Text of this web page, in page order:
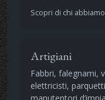
Scopri di chi
Artigiani
Fabbri, falegnami,
elettricisti,